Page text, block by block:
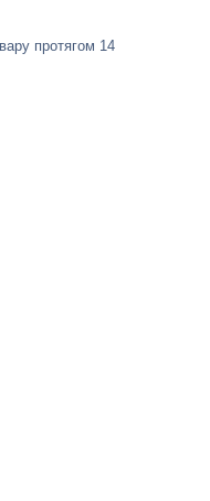
протягом 14